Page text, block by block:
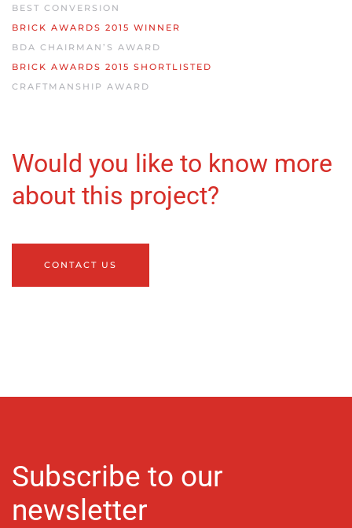
BEST CONVERSION
BRICK AWARDS 2015 WINNER
BDA CHAIRMAN’S AWARD
BRICK AWARDS 2015 SHORTLISTED
CRAFTMANSHIP AWARD
Would you like to know more
about this project?
CONTACT US
Subscribe to our
newsletter